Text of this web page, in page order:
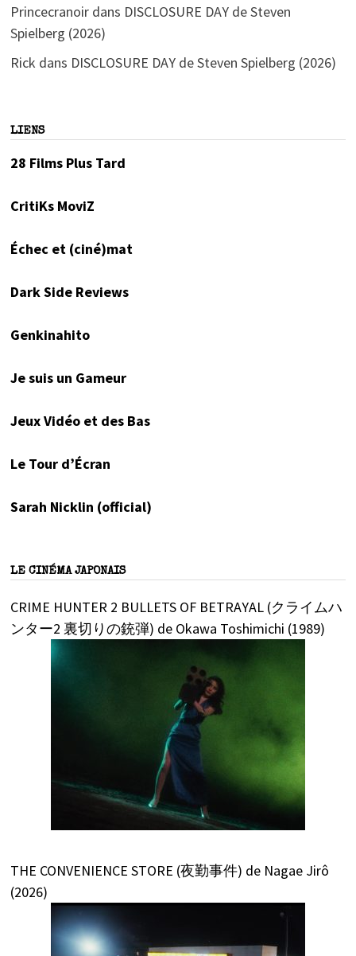
Princecranoirdans DISCLOSURE DAY de Steven
Spielberg (2026)
Rick dans DISCLOSURE DAY de Steven Spielberg (2026)
LIENS
28 Films Plus Tard
CritiKs MoviZ
Échec et (ciné)mat
Dark Side Reviews
Genkinahito
Je suis un Gameur
Jeux Vidéo et des Bas
Le Tour d’Écran
Sarah Nicklin (official)
LE CINÉMA JAPONAIS
CRIME HUNTER 2 BULLETS OF BETRAYAL (クライムハ
ンター2 裏切りの銃弾) de Okawa Toshimichi (1989)
THE CONVENIENCE STORE (夜勤事件) de Nagae Jirô
(2026)